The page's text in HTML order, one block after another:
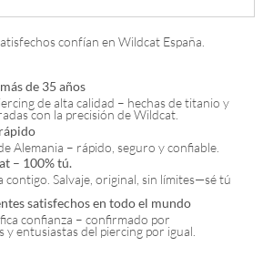
confían en Wildcat España.
de 35 años
de alta calidad – hechas de titanio y
con la precisión de Wildcat.
Alemania – rápido, seguro y confiable.
– 100% tú.
contigo. Salvaje, original, sin límites—sé tú
satisfechos en todo el mundo
confianza – confirmado por
y entusiastas del piercing por igual.